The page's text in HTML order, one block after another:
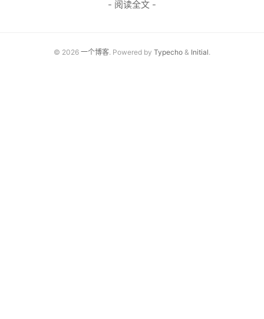
一些话
- 阅读全文 -
© 2026 一个博客. Powered by Typecho & Initial.